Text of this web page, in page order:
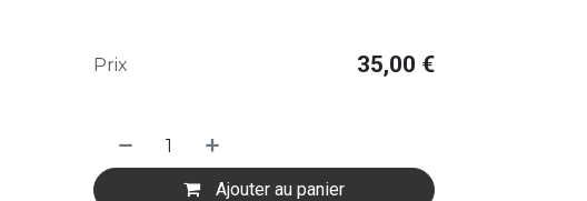
Ajouter au panier
Prix 35,00 €